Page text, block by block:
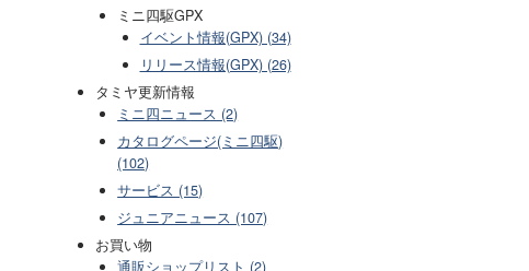
ミニ四駆GPX
イベント情報(GPX) (34)
リリース情報(GPX) (26)
タミヤ更新情報
ミニ四ニュース (2)
カタログページ(ミニ四駆)
(102)
サービス (15)
ジュニアニュース (107)
お買い物
通販ショップリスト (2)